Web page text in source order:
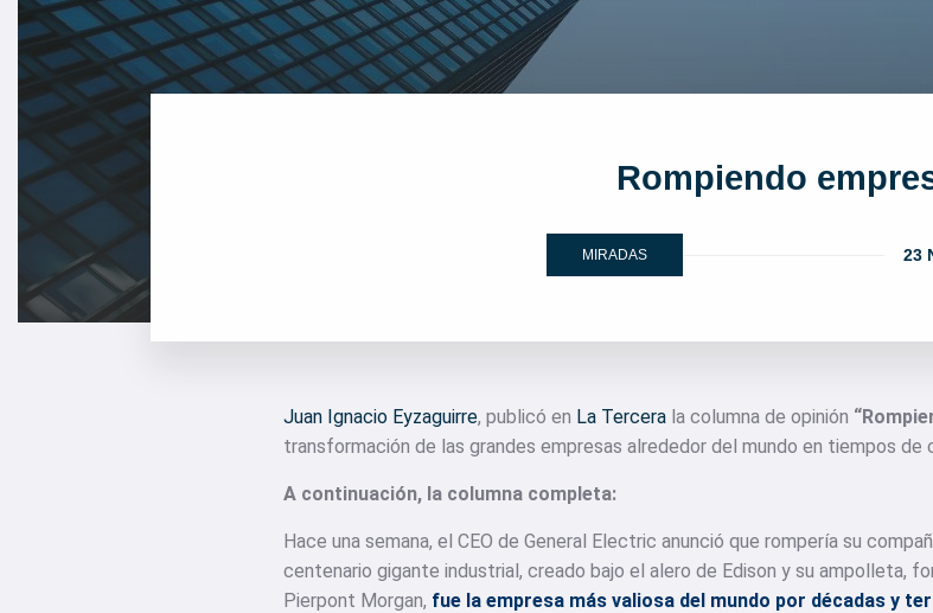
Rompiendo
MIRADAS 23
Juan Ignacio Eyzaguirre, publicó en La Tercera la columna de opinión
transformación de las grandes empresas alrededor del mundo en tiempos de
A continuación, la columna completa:
Hace una semana, el CEO de General Electric anunció que rompería su
centenario gigante industrial, creado bajo el alero de Edison y su ampolleta,
Pierpont Morgan, fue la empresa más valiosa del mundo por décadas y